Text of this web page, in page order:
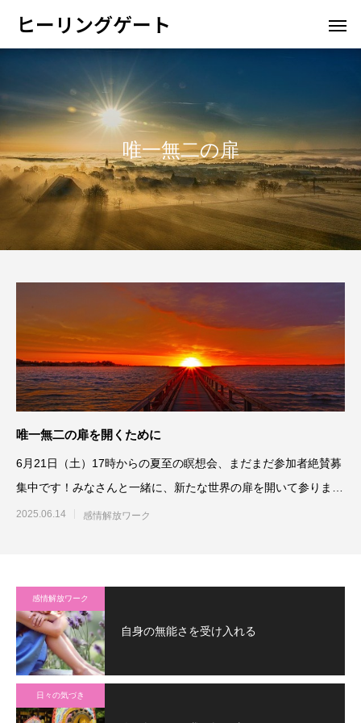
ヒーリングゲート
唯一無二の扉
唯一無二の扉を開くために
6月21日（土）17時からの夏至の瞑想会、まだまだ参加者絶賛募
集中です！みなさんと一緒に、新たな世界の扉を開いて参りまし
ょう！
2025.06.14 感情解放ワーク
感情解放ワーク
自身の無能さを受け入れる
日々の気づき